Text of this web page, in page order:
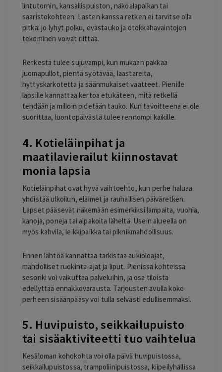
lintutornin, kansallispuiston, näköalapaikan tai
saaristokohteen. Lasten kanssa retken ei tarvitse olla
pitkä: jo lyhyt polku, evästauko ja ötökkähavaintojen
tekeminen voivat riittää.
Retkestä tulee sujuvampi, kun mukaan pakkaa
juomapullot, pientä syötävää, laastareita,
hyttyskarkotetta ja säänmukaiset vaatteet. Pienille
lapsille kannattaa kertoa etukäteen, mitä retkellä
tehdään ja milloin pidetään tauko. Kun tavoitteena ei ole
suorittaa, luontopäivästä tulee rennompi kaikille.
4. Kotieläinpihat ja
maatilavierailut kiinnostavat
monia lapsia
Kotieläinpihat ovat hyvä vaihtoehto, kun perhe haluaa
yhdistää ulkoilun, eläimet ja rauhallisen päiväretken.
Lapset pääsevät näkemään esimerkiksi lampaita, vuohia,
kanoja, poneja tai alpakoita läheltä. Usein alueella on
myös kahvila, leikkipaikka tai piknikmahdollisuus.
Ennen lähtöä kannattaa tarkistaa aukioloajat,
mahdolliset ruokinta-ajat ja liput. Pienissä kohteissa
sesonki voi vaikuttaa palveluihin, ja osa tiloista
edellyttää ennakkovarausta. Tarjousten avulla koko
perheen sisäänpääsy voi tulla selvästi edullisemmaksi.
5. Huvipuisto, seikkailupuisto
tai sisäaktiviteetti tuo vaihtelua
Kesäloman kohokohta voi olla päivä huvipuistossa,
seikkailupuistossa, trampoliinipuistossa, kiipeilyhallissa